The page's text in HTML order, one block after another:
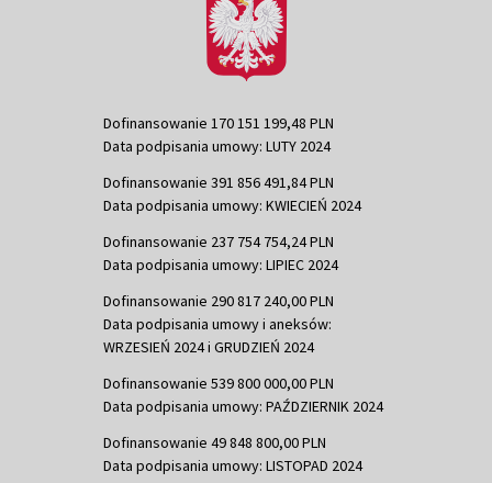
Dofinansowanie 170 151 199,48 PLN
Data podpisania umowy: LUTY 2024
Dofinansowanie 391 856 491,84 PLN
Data podpisania umowy: KWIECIEŃ 2024
Dofinansowanie 237 754 754,24 PLN
Data podpisania umowy: LIPIEC 2024
Dofinansowanie 290 817 240,00 PLN
Data podpisania umowy i aneksów:
WRZESIEŃ 2024 i GRUDZIEŃ 2024
Dofinansowanie 539 800 000,00 PLN
Data podpisania umowy: PAŹDZIERNIK 2024
Dofinansowanie 49 848 800,00 PLN
Data podpisania umowy: LISTOPAD 2024